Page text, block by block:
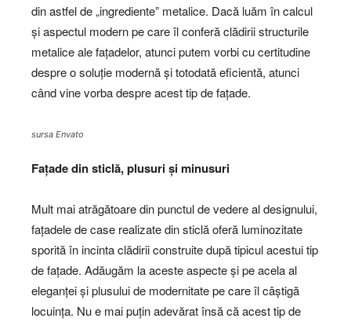
din astfel de „ingrediente” metalice. Dacă luăm în calcul
și aspectul modern pe care îl conferă clădirii structurile
metalice ale fațadelor, atunci putem vorbi cu certitudine
despre o soluție modernă și totodată eficientă, atunci
când vine vorba despre acest tip de fațade.
sursa Envato
Fațade din sticlă, plusuri și minusuri
Mult mai atrăgătoare din punctul de vedere al designului,
fațadele de case realizate din sticlă oferă luminozitate
sporită în incinta clădirii construite după tipicul acestui tip
de fațade. Adăugăm la aceste aspecte și pe acela al
eleganței și plusului de modernitate pe care îl câștigă
locuința. Nu e mai puțin adevărat însă că acest tip de